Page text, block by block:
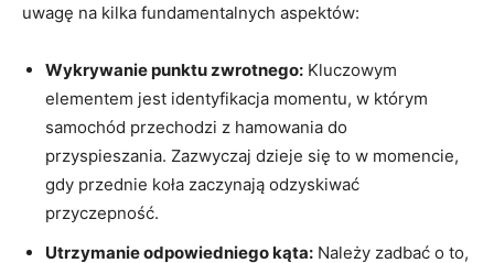
uwagę na kilka fundamentalnych aspektów:
Wykrywanie punktu zwrotnego: Kluczowym
elementem jest identyfikacja momentu, w którym
samochód przechodzi z hamowania do
przyspieszania. Zazwyczaj dzieje się to w momencie,
gdy przednie koła zaczynają odzyskiwać
przyczepność.
Utrzymanie odpowiedniego kąta: Należy zadbać o to,